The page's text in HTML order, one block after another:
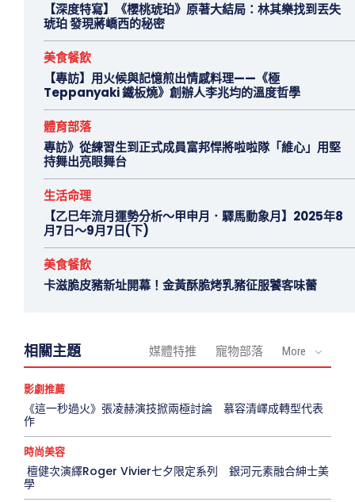
【深度特寫】《櫻桃琥珀》原著大結局：林其樂找到丟失
琥珀 發現蔣嶠西的秘密
美食餐飲
【專訪】用火候與記憶煎出情感料理——《極
Teppanyaki 鐵板燒》創辦人李兆均的溫度哲學
體育部落
專訪》從練習生到正式成員富邦悍將啦啦隊「維心」用堅
持舞出亮眼舞台
生活命理
【乙巳年流月運勢分析～甲申月．驛馬動象月】2025年8
月7日～9月7日(下)
美食餐飲
卡滋脆皮豬新址開幕！金黃酥脆烤乳豬征服饕客味蕾
相關主題 媒體特推 寵物部落 More
影劇推薦
《這一秒過火》張凌赫演技掀兩極討論 慕容清嶧成轉型代表
作
時尚美容
檀健次演繹Roger Vivier七夕限定系列 銀河元素融合紳士美
學